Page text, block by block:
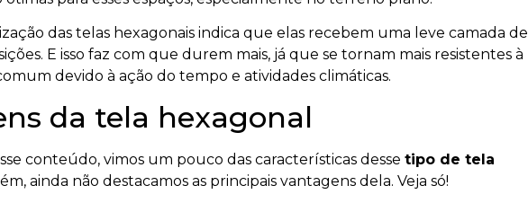
das telas hexagonais indica que elas recebem uma leve camada de
E isso faz com que durem mais, já que se tornam mais resistentes à
devido à ação do tempo e atividades climáticas.
da tela hexagonal
conteúdo, vimos um pouco das características desse tipo de tela
ainda não destacamos as principais vantagens dela. Veja só!